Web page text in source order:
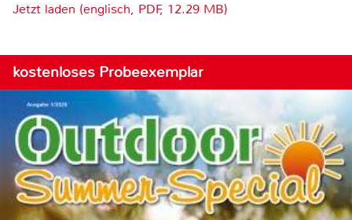
Jetzt laden (englisch, PDF, 12.29 MB)
kostenloses Probeexemplar